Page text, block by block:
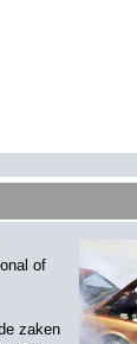
of
zaken